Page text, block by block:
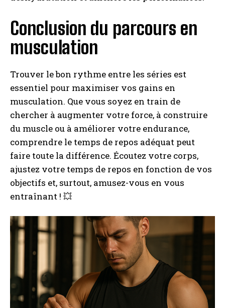
I've read and accept the
A LIRE : Les meilleurs leggings de sport pour
Conclusion du parcours en
musculation
Trouver le bon rythme entre les séries est
essentiel pour maximiser vos gains en
musculation. Que vous soyez en train de
chercher à augmenter votre force, à construire
du muscle ou à améliorer votre endurance,
comprendre le temps de repos adéquat peut
faire toute la différence. Écoutez votre corps,
ajustez votre temps de repos en fonction de vos
objectifs et, surtout, amusez-vous en vous
entraînant ! 💥